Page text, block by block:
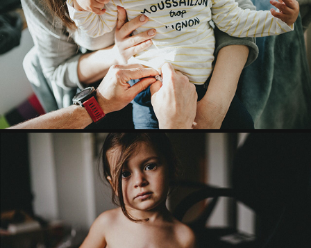
FAMILLE
PORTRAITS FINE ART